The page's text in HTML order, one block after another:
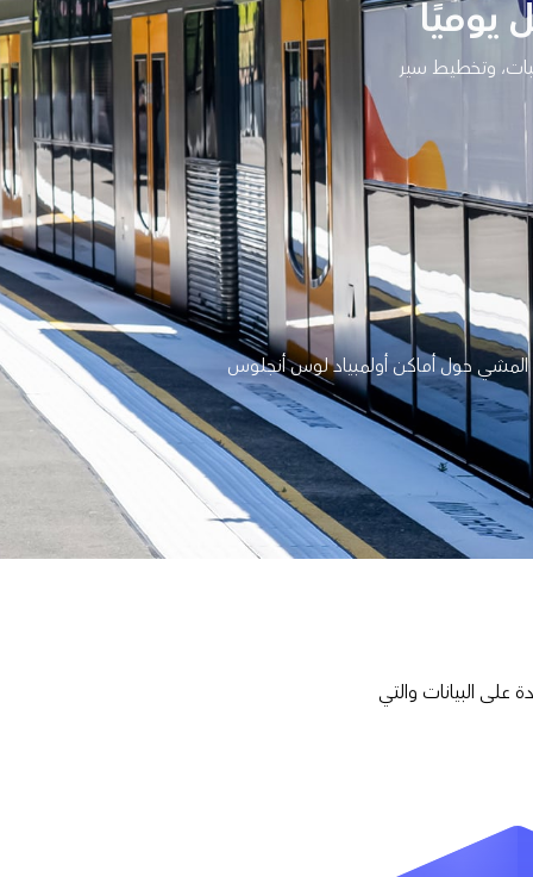
وتخطيط سير
حول أماكن أولمبياد لوس أنجلوس
البيانات والتي